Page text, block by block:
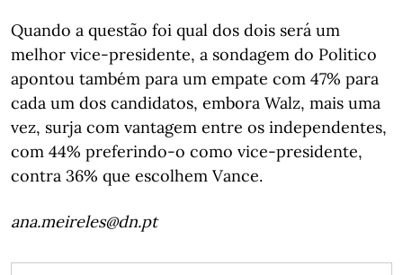
Quando a questão foi qual dos dois será um
melhor vice-presidente, a sondagem do Politico
apontou também para um empate com 47% para
cada um dos candidatos, embora Walz, mais uma
vez, surja com vantagem entre os independentes,
com 44% preferindo-o como vice-presidente,
contra 36% que escolhem Vance.
ana.meireles@dn.pt